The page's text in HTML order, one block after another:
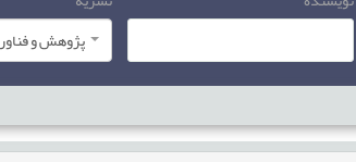
پژوهش و